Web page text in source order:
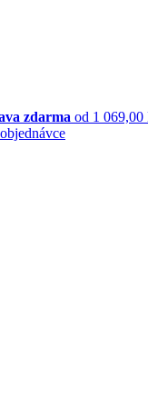
zdarma od 1 069,00